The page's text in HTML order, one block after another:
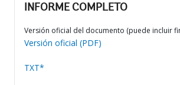
INFORME COMPLETO
Versión oficial del documento (puede incluir
Versión oficial (PDF)
TXT*